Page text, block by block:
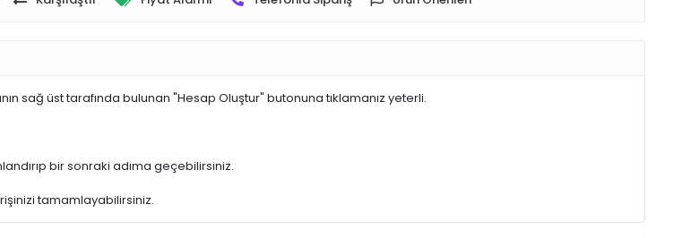
sağ üst tarafında bulunan "Hesap Oluştur" butonuna tıklamanız yeterli.
bir sonraki adıma geçebilirsiniz.
tamamlayabilirsiniz.